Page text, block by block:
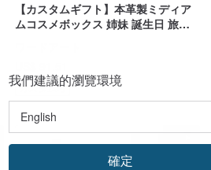
【カスタムギフト】本革製ミディア
ムコスメボックス 姉妹 誕生日 旅行
カスタム可
我們建議的瀏覽環境
確定